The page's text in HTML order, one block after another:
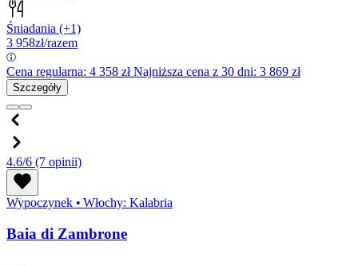
Śniadania (+1)
3 958zł/razem
Cena regularna: 4 358 złNajniższa cena z 30 dni: 3 869 zł
Szczegóły
4.6/6 (7 opinii)
Wypoczynek • Włochy: Kalabria
Baia di Zambrone